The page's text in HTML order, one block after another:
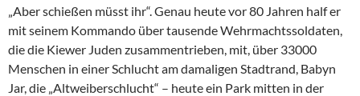
„Aber schießen müsst ihr“. Genau heute vor 80 Jahren half er
mit seinem Kommando über tausende Wehrmachtssoldaten,
die die Kiewer Juden zusammentrieben, mit, über 33000
Menschen in einer Schlucht am damaligen Stadtrand, Babyn
Jar, die „Altweiberschlucht“ – heute ein Park mitten in der